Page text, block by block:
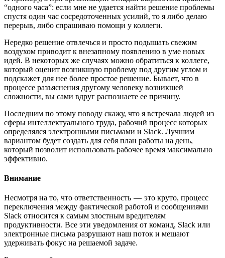
“одного часа”: если мне не удается найти решение проблемы
спустя один час сосредоточенных усилий, то я либо делаю
перерыв, либо спрашиваю помощи у коллеги.
Нередко решение отвлечься и просто подышать свежим
воздухом приводит к внезапному появлению в уме новых
идей. В некоторых же случаях можно обратиться к коллеге,
который оценит возникшую проблему под другим углом и
подскажет для нее более простое решение. Бывает, что в
процессе разъяснения другому человеку возникшей
сложности, вы сами вдруг распознаете ее причину.
Последним по этому поводу скажу, что я встречала людей из
сферы интеллектуального труда, рабочий процесс которых
определялся электронными письмами и Slack. Лучшим
вариантом будет создать для себя план работы на день,
который позволит использовать рабочее время максимально
эффективно.
Внимание
Несмотря на то, что ответственность — это круто, процесс
переключения между фактической работой и сообщениями
Slack относится к самым злостным вредителям
продуктивности. Все эти уведомления от команд, Slack или
электронные письма разрушают наш поток и мешают
удерживать фокус на решаемой задаче.